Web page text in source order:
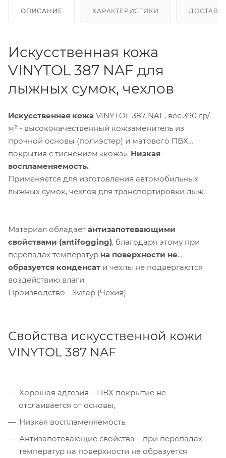
ОПИСАНИЕ ХАРАКТЕРИСТИКИ
Искусственная кожа
VINYTOL 387 NAF для
лыжных сумок, чехлов
Искусственная кожа VINYTOL 387 NAF, вес 390 гр/
м² - высококачественный кожзаменитель из
прочной основы (полиэстер) и матового ПВХ
покрытия с тиснением «кожа». Низкая
воспламеняемость.
Применяется для изготовления автомобильных
лыжных сумок, чехлов для транспортировки лыж.
Материал обладает антизапотевающими
свойствами (antifogging), благодаря этому при
перепадах температур на поверхности не
образуется конденсат и чехлы не подвергаются
воздействию влаги.
Производство - Svitap (Чехия).
Свойства искусственной кожи
VINYTOL 387 NAF
Хорошая адгезия – ПВХ покрытие не
отслаивается от основы,
Низкая воспламеняемость,
Антизапотевающие свойства – при перепадах
температур на поверхности не образуется
Компания «Торговый Дом Технический
Текстиль» использует cookie-файлы и
использованием Яндекс Метрики. Это
улучшает работу сайта и
взаимодействие с ним. Подробнее - в